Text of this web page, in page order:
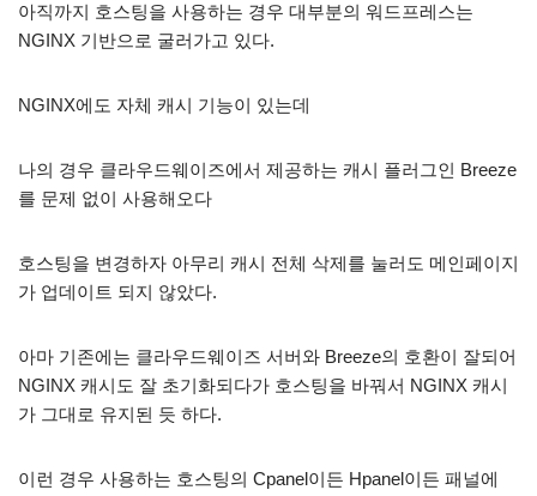
아직까지 호스팅을 사용하는 경우 대부분의 워드프레스는
NGINX 기반으로 굴러가고 있다.
NGINX에도 자체 캐시 기능이 있는데
나의 경우 클라우드웨이즈에서 제공하는 캐시 플러그인 Breeze
를 문제 없이 사용해오다
호스팅을 변경하자 아무리 캐시 전체 삭제를 눌러도 메인페이지
가 업데이트 되지 않았다.
아마 기존에는 클라우드웨이즈 서버와 Breeze의 호환이 잘되어
NGINX 캐시도 잘 초기화되다가 호스팅을 바꿔서 NGINX 캐시
가 그대로 유지된 듯 하다.
이런 경우 사용하는 호스팅의 Cpanel이든 Hpanel이든 패널에